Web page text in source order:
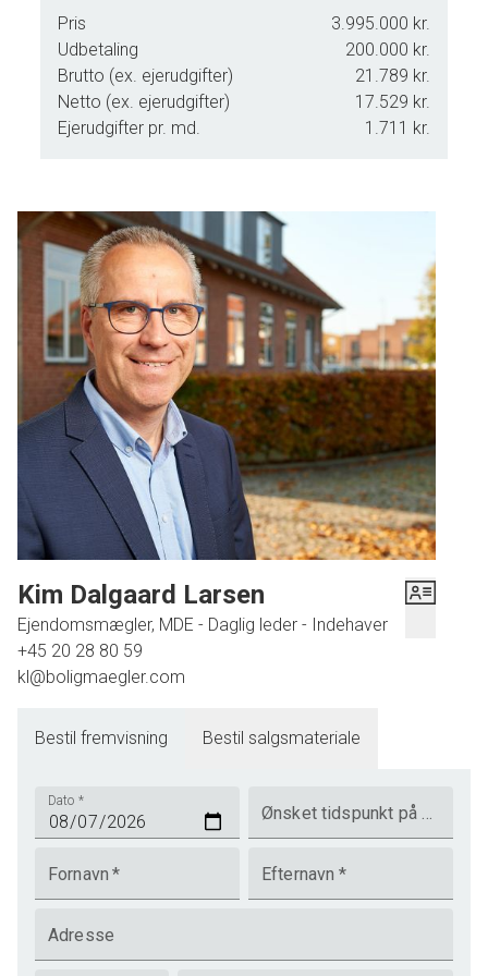
Pris
3.995.000 kr.
Udbetaling
200.000 kr.
Brutto (ex. ejerudgifter)
21.789 kr.
Netto (ex. ejerudgifter)
17.529 kr.
Ejerudgifter pr. md.
1.711 kr.
Kim Dalgaard Larsen
Ejendomsmægler, MDE - Daglig leder - Indehaver
+45 20 28 80 59
kl@boligmaegler.com
Bestil fremvisning Bestil salgsmateriale
Dato *
Ønsket tidspunkt på dagen
Fornavn * Efternavn *
Adresse